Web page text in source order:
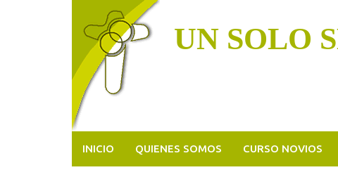
UN SOLO
INICIO QUIENES SOMOS CURSO NOVIOS